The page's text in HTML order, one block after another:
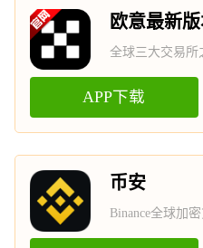
欧意最新
全球三大交易所
APP下载
币安
Binance全球加